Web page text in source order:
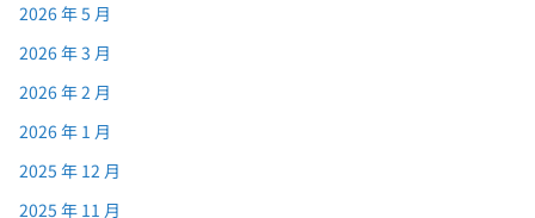
2026 年 5 月
2026 年 3 月
2026 年 2 月
2026 年 1 月
2025 年 12 月
2025 年 11 月